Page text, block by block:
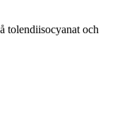
tolendiisocyanat och